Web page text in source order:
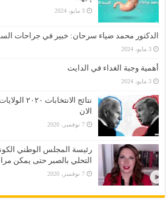
3 مايو، 2024
الدكتور محمد ضياء سرحان: خبير في جراحات
3 مايو، 2024
أهمية وجبة الغداء في الدايت
3 مايو، 2024
نتائج
الان
7 نوفمبر، 2020
رئيسة المجلس الوطني
التحلي بالصبر حتى يمكن
7 نوفمبر، 2020